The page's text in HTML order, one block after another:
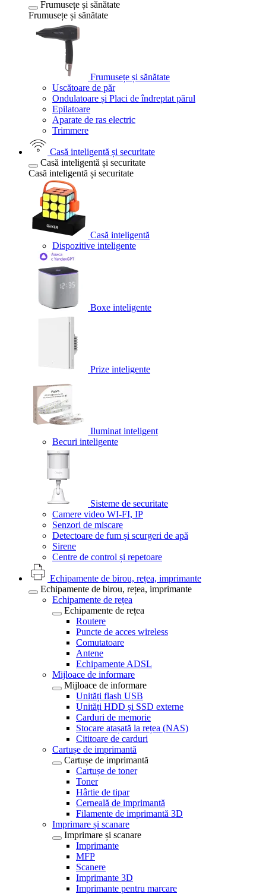
Frumusețe și sănătate
Frumusețe și sănătate
Frumusețe și sănătate
Uscătoare de păr
Ondulatoare și Placi de îndreptat părul
Epilatoare
Aparate de ras electric
Trimmere
Casă inteligentă și securitate
Casă inteligentă și securitate
Casă inteligentă și securitate
Casă inteligentă
Dispozitive inteligente
Boxe inteligente
Prize inteligente
Iluminat inteligent
Becuri inteligente
Sisteme de securitate
Camere video WI-FI, IP
Senzori de miscare
Detectoare de fum și scurgeri de apă
Sirene
Centre de control și repetoare
Echipamente de birou, rețea, imprimante
Echipamente de birou, rețea, imprimante
Echipamente de rețea
Echipamente de rețea
Routere
Puncte de acces wireless
Comutatoare
Antene
Echipamente ADSL
Mijloace de informare
Mijloace de informare
Unități flash USB
Unități HDD și SSD externe
Carduri de memorie
Stocare atașată la rețea (NAS)
Cititoare de carduri
Cartușe de imprimantă
Cartușe de imprimantă
Cartușe de toner
Toner
Hârtie de tipar
Cerneală de imprimantă
Filamente de imprimantă 3D
Imprimare și scanare
Imprimare și scanare
Imprimante
MFP
Scanere
Imprimante 3D
Imprimante pentru marcare